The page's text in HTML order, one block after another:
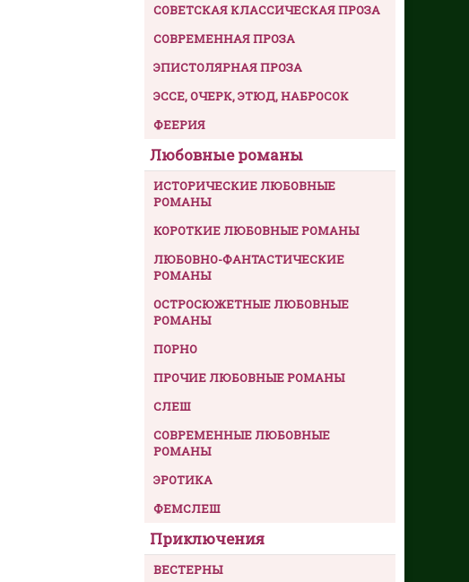
СОВЕТСКАЯ КЛАССИЧЕСКАЯ ПРОЗА
СОВРЕМЕННАЯ ПРОЗА
ЭПИСТОЛЯРНАЯ ПРОЗА
ЭССЕ, ОЧЕРК, ЭТЮД, НАБРОСОК
ФЕЕРИЯ
Любовные романы
ИСТОРИЧЕСКИЕ ЛЮБОВНЫЕ
РОМАНЫ
КОРОТКИЕ ЛЮБОВНЫЕ РОМАНЫ
ЛЮБОВНО-ФАНТАСТИЧЕСКИЕ
РОМАНЫ
ОСТРОСЮЖЕТНЫЕ ЛЮБОВНЫЕ
РОМАНЫ
ПОРНО
ПРОЧИЕ ЛЮБОВНЫЕ РОМАНЫ
СЛЕШ
СОВРЕМЕННЫЕ ЛЮБОВНЫЕ
РОМАНЫ
ЭРОТИКА
ФЕМСЛЕШ
Приключения
ВЕСТЕРНЫ